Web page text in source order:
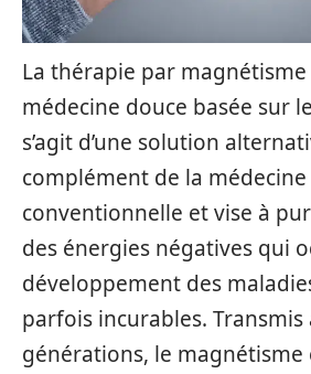
La thérapie par magnétisme
médecine douce basée sur
s’agit d’une solution
complément de la médecine
conventionnelle et vise à
des énergies négatives qui
développement des
parfois incurables. Transmis
générations, le magnétisme